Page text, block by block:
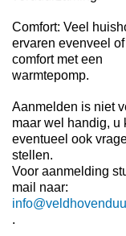
Comfort: Veel
ervaren evenveel
comfort met een
warmtepomp.
Aanmelden is niet
maar wel handig, u
eventueel ook
stellen.
Voor aanmelding
mail naar:
.